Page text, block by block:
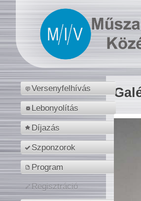
Versenyfelhívás
Lebonyolítás
Díjazás
Szponzorok
Program
Regisztráció